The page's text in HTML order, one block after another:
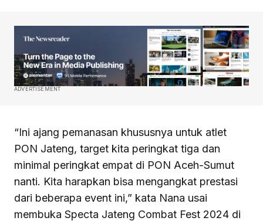
ADVERTISEMENT
“Ini ajang pemanasan khususnya untuk atlet
PON Jateng, target kita peringkat tiga dan
minimal peringkat empat di PON Aceh-Sumut
nanti. Kita harapkan bisa mengangkat prestasi
dari beberapa event ini,” kata Nana usai
membuka Specta Jateng Combat Fest 2024 di